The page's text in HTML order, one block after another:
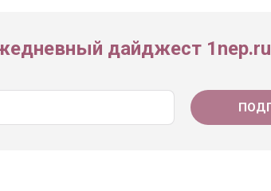
дайджест 1nep.ru